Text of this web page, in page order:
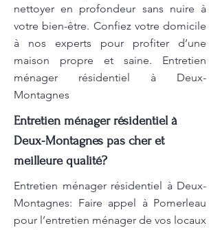
nettoyer en profondeur sans nuire à
votre bien-être. Confiez votre domicile
à nos experts pour profiter d’une
maison propre et saine. Entretien
ménager résidentiel à Deux-
Montagnes
Entretien ménager résidentiel à
Deux-Montagnes pas cher et
meilleure qualité?
Entretien ménager résidentiel à Deux-
Montagnes: Faire appel à Pomerleau
pour l’entretien ménager de vos locaux